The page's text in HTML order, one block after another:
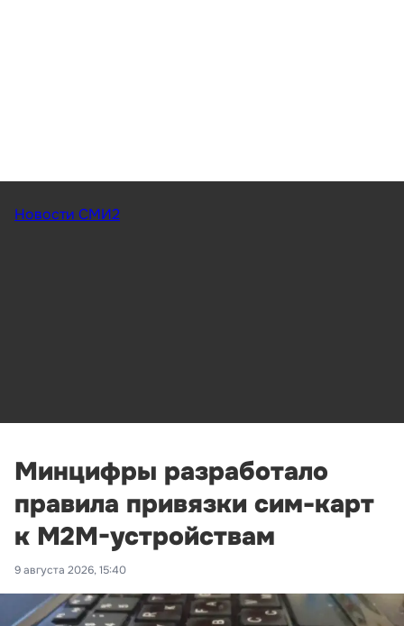
Новости СМИ2
Минцифры разработало
правила привязки сим-карт
к M2M-устройствам
9 августа 2026, 15:40